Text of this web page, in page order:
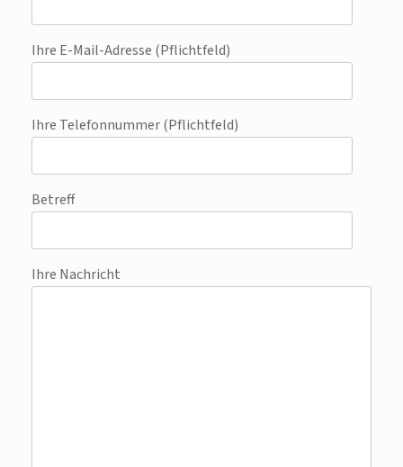
Ihre E-Mail-Adresse (Pflichtfeld)
Ihre Telefonnummer (Pflichtfeld)
Betreff
Ihre Nachricht